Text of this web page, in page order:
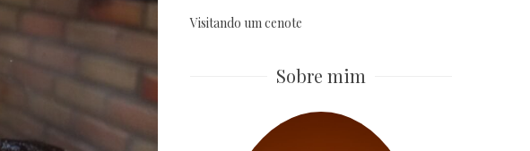
Visitando um cenote
Sobre mim